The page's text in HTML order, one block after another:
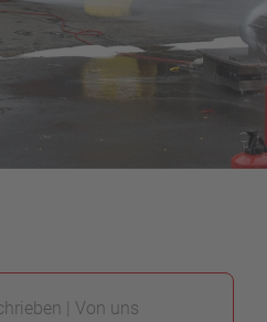
| Von uns